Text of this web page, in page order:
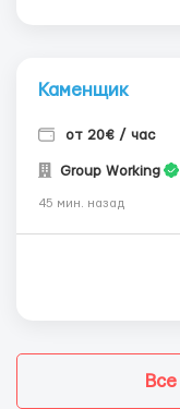
Каменщик
от 20€ / час
Group Working
45 мин. назад